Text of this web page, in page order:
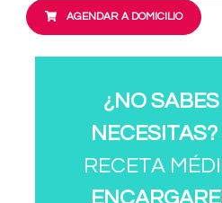
AGENDAR A DOMICILIO
¿NO
NECESITAS?
RECETA